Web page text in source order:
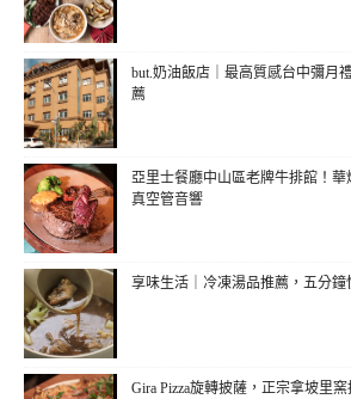
but.奶油飯店｜最高質感台中彌月
薦
亞里士餐廳中山區老牌牛排館！
真空管音響
享味生活｜冷凍湯品推薦，五分鐘
Gira Pizza旋轉披薩，正宗拿坡里